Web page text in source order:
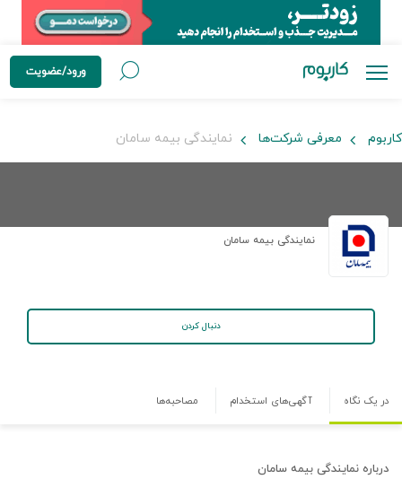
ورود/عضویت
کاربوم معرفی شرکت‌ها نمایندگی بیمه سامان
نمایندگی بیمه سامان
دنبال کردن
در یک نگاه آگهی‌های استخدام مصاحبه‌ها
درباره نمایندگی بیمه سامان